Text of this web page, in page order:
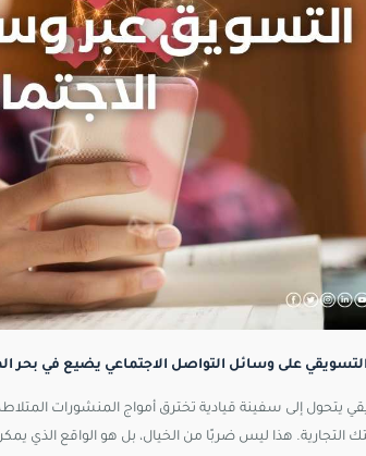
على وسائل التواصل الاجتماعي يضيع في
يتحول إلى سفينة قيادية تخترق أمواج المنشورات
التجارية. هذا ليس ضربًا من الخيال، بل هو الواقع الذي